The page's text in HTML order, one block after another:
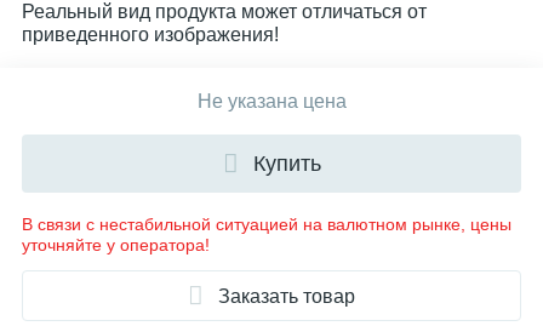
Реальный вид продукта может отличаться от
приведенного изображения!
Не указана цена
Купить
В связи с нестабильной ситуацией на валютном рынке, цены
уточняйте у оператора!
Заказать товар